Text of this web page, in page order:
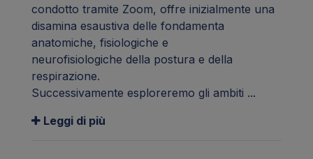
condotto tramite Zoom, offre inizialmente una
disamina esaustiva delle fondamenta
anatomiche, fisiologiche e
neurofisiologiche della postura e della
respirazione.
Successivamente esploreremo gli ambiti ...
Leggi di più